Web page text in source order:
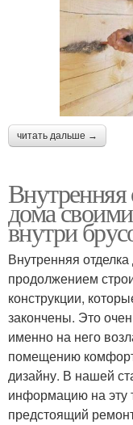
читать дальше →
Внутренняя
дома
внутри
Внутренняя
продолжением
конструкции,
закончены. Это
именно на него
помещению
дизайну. В нашей
информацию на эту
предстоящий